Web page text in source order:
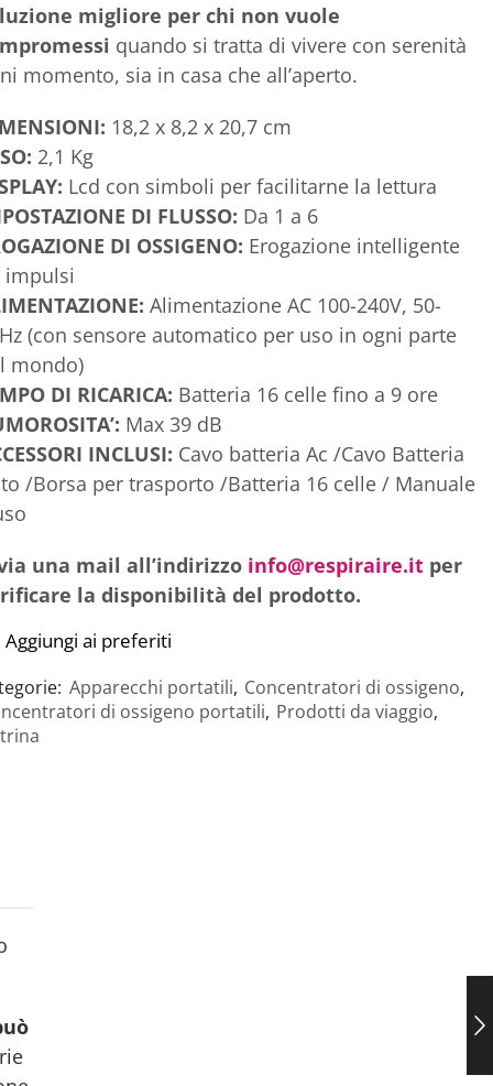
migliore per chi non vuole
quando si tratta di vivere con serenità
momento, sia in casa che all’aperto.
18,2 x 8,2 x 20,7 cm
2,1 Kg
Lcd con simboli per facilitarne la lettura
DI FLUSSO: Da 1 a 6
DI OSSIGENO: Erogazione intelligente
impulsi
Alimentazione AC 100-240V, 50-
(con sensore automatico per uso in ogni parte
mondo)
DI RICARICA: Batteria 16 celle fino a 9 ore
Max 39 dB
INCLUSI: Cavo batteria Ac /Cavo Batteria
/Borsa per trasporto /Batteria 16 celle / Manuale
una mail all’indirizzo info@respiraire.it per
la disponibilità del prodotto.
Aggiungi ai preferiti
Apparecchi portatili, Concentratori di ossigeno,
di ossigeno portatili, Prodotti da viaggio,